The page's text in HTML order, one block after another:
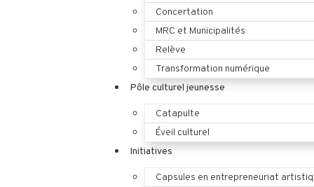
Concertation
MRC et Municipalités
Relève
Transformation numérique
Pôle culturel jeunesse
Catapulte
Éveil culturel
Initiatives
Capsules en entrepreneuriat